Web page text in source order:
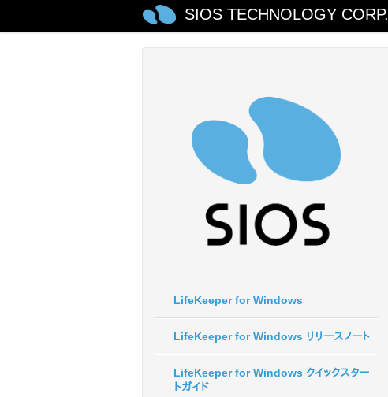
SIOS TECHNOLOGY CORP.
LifeKeeper for Windows
LifeKeeper for Windows リリースノート
LifeKeeper for Windows クイックスター
トガイド